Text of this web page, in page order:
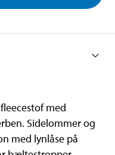
med
Sidelommer og
med lynlåse på